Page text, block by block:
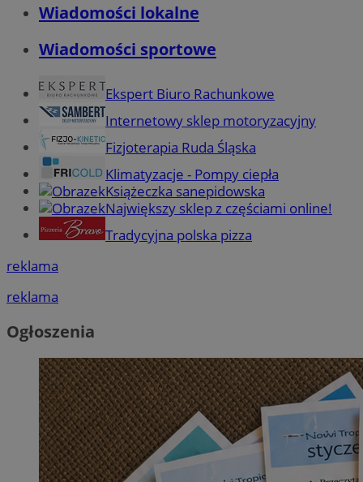
Wiadomości lokalne
Wiadomości sportowe
Ekspert Biuro Rachunkowe
Internetowy sklep motoryzacyjny
Fizjoterapia Ruda Śląska
Klimatyzacje - Pompy ciepła
Książeczka sanepidowska
Największy sklep z częściami online!
Tradycyjna polska pizza
reklama
reklama
Ogłoszenia